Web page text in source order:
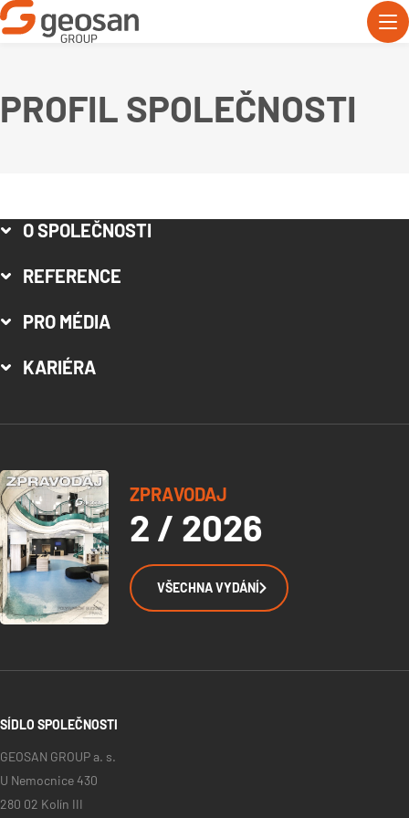
PROFIL SPOLEČNOSTI
O SPOLEČNOSTI
REFERENCE
PRO MÉDIA
KARIÉRA
ZPRAVODAJ
2 / 2026
VŠECHNA VYDÁNÍ
SÍDLO SPOLEČNOSTI
GEOSAN GROUP a. s.
U Nemocnice 430
280 02 Kolín III